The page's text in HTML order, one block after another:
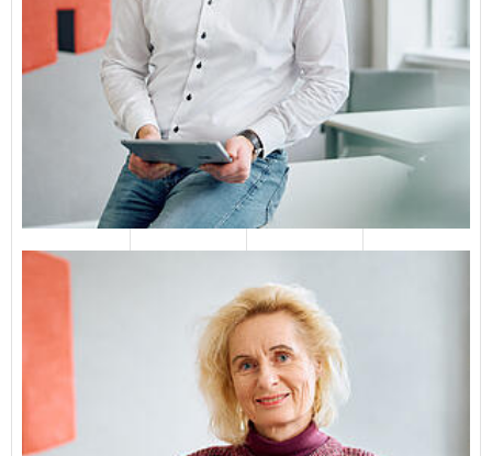
04651 823134
Annette Holtz
Dipl.-Ing. Architektin